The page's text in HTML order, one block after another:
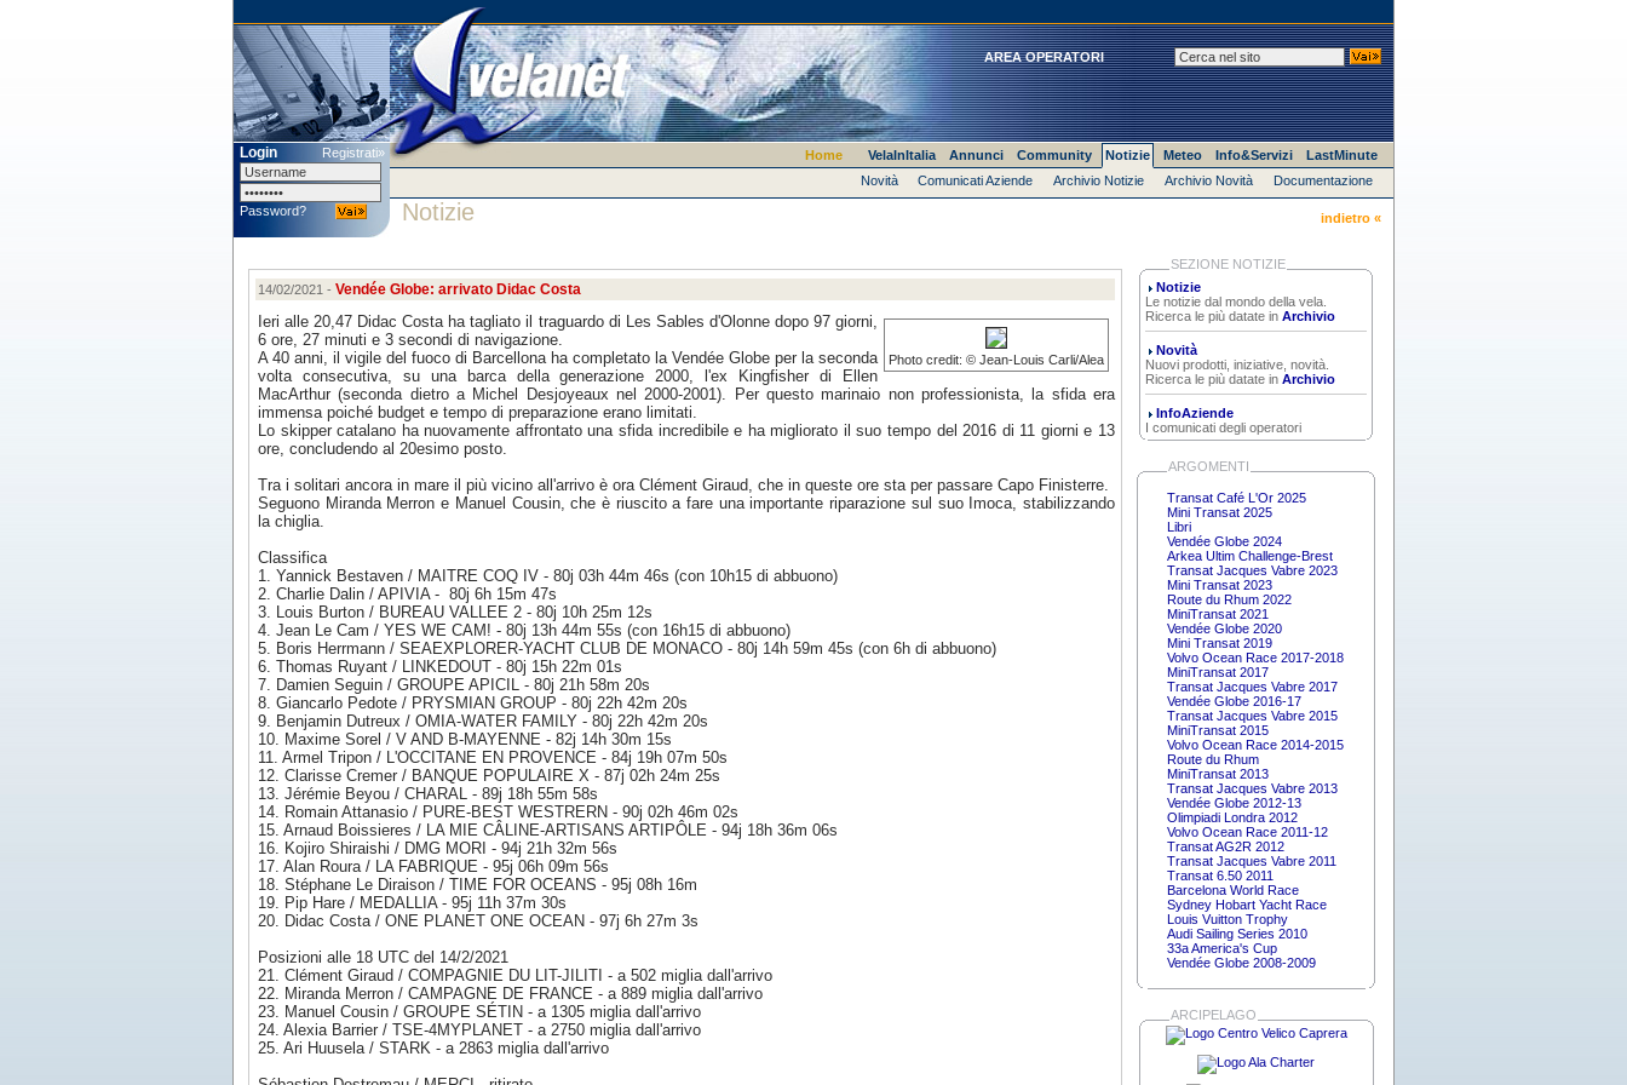
AREA OPERATORI
Login Registrati»
Password?
Home VelaInItalia Annunci Community Notizie Meteo Info&Servizi
LastMinute
Novità
Comunicati Aziende Archivio Notizie Archivio Novità Documentazione
indietro «
Notizie
14/02/2021 - Vendée Globe: arrivato Didac Costa
Photo credit: © Jean-Louis Carli/Alea
Ieri alle 20,47 Didac Costa ha tagliato il traguardo di Les Sables d'Olonne dopo 97 giorni,
6 ore, 27 minuti e 3 secondi di navigazione.
A 40 anni, il vigile del fuoco di Barcellona ha completato la Vendée Globe per la seconda
volta consecutiva, su una barca della generazione 2000, l'ex Kingfisher di Ellen
MacArthur (seconda dietro a Michel Desjoyeaux nel 2000-2001). Per questo marinaio non professionista, la sfida era
immensa poiché budget e tempo di preparazione erano limitati.
Lo skipper catalano ha nuovamente affrontato una sfida incredibile e ha migliorato il suo tempo del 2016 di 11 giorni e 13
ore, concludendo al 20esimo posto.
Tra i solitari ancora in mare il più vicino all'arrivo è ora Clément Giraud, che in queste ore sta per passare Capo Finisterre.
Seguono Miranda Merron e Manuel Cousin, che è riuscito a fare una importante riparazione sul suo Imoca, stabilizzando
la chiglia.
Classifica
1. Yannick Bestaven / MAITRE COQ IV - 80j 03h 44m 46s (con 10h15 di abbuono)
2. Charlie Dalin / APIVIA - 80j 6h 15m 47s
3. Louis Burton / BUREAU VALLEE 2 - 80j 10h 25m 12s
4. Jean Le Cam / YES WE CAM! - 80j 13h 44m 55s (con 16h15 di abbuono)
5. Boris Herrmann / SEAEXPLORER-YACHT CLUB DE MONACO - 80j 14h 59m 45s (con 6h di abbuono)
6. Thomas Ruyant / LINKEDOUT - 80j 15h 22m 01s
7. Damien Seguin / GROUPE APICIL - 80j 21h 58m 20s
8. Giancarlo Pedote / PRYSMIAN GROUP - 80j 22h 42m 20s
9. Benjamin Dutreux / OMIA-WATER FAMILY - 80j 22h 42m 20s
10. Maxime Sorel / V AND B-MAYENNE - 82j 14h 30m 15s
11. Armel Tripon / L'OCCITANE EN PROVENCE - 84j 19h 07m 50s
12. Clarisse Cremer / BANQUE POPULAIRE X - 87j 02h 24m 25s
13. Jérémie Beyou / CHARAL - 89j 18h 55m 58s
14. Romain Attanasio / PURE-BEST WESTRERN - 90j 02h 46m 02s
15. Arnaud Boissieres / LA MIE CÂLINE-ARTISANS ARTIPÔLE - 94j 18h 36m 06s
16. Kojiro Shiraishi / DMG MORI - 94j 21h 32m 56s
17. Alan Roura / LA FABRIQUE - 95j 06h 09m 56s
18. Stéphane Le Diraison / TIME FOR OCEANS - 95j 08h 16m
19. Pip Hare / MEDALLIA - 95j 11h 37m 30s
20. Didac Costa / ONE PLANET ONE OCEAN - 97j 6h 27m 3s
Posizioni alle 18 UTC del 14/2/2021
21. Clément Giraud / COMPAGNIE DU LIT-JILITI - a 502 miglia dall'arrivo
22. Miranda Merron / CAMPAGNE DE FRANCE - a 889 miglia dall'arrivo
23. Manuel Cousin / GROUPE SÉTIN - a 1305 miglia dall'arrivo
24. Alexia Barrier / TSE-4MYPLANET - a 2750 miglia dall'arrivo
25. Ari Huusela / STARK - a 2863 miglia dall'arrivo
SEZIONE NOTIZIE
Notizie
Le notizie dal mondo della vela.
Ricerca le più datate in Archivio
Novità
Nuovi prodotti, iniziative, novità.
Ricerca le più datate in Archivio
InfoAziende
I comunicati degli operatori
ARGOMENTI
Transat Café L'Or 2025
Mini Transat 2025
Libri
Vendée Globe 2024
Arkea Ultim Challenge-Brest
Transat Jacques Vabre 2023
Mini Transat 2023
Route du Rhum 2022
MiniTransat 2021
Vendée Globe 2020
Mini Transat 2019
Volvo Ocean Race 2017-2018
MiniTransat 2017
Transat Jacques Vabre 2017
Vendée Globe 2016-17
Transat Jacques Vabre 2015
MiniTransat 2015
Volvo Ocean Race 2014-2015
Route du Rhum
MiniTransat 2013
Transat Jacques Vabre 2013
Vendée Globe 2012-13
Olimpiadi Londra 2012
Volvo Ocean Race 2011-12
Transat AG2R 2012
Transat Jacques Vabre 2011
Transat 6.50 2011
Barcelona World Race
Sydney Hobart Yacht Race
Louis Vuitton Trophy
Audi Sailing Series 2010
33a America's Cup
Vendée Globe 2008-2009
ARCIPELAGO